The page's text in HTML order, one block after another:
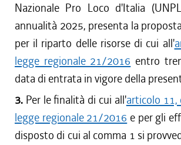
Nazionale Pro Loco d'Italia
annualità 2025, presenta la
per il riparto delle risorse di cui all'
legge regionale 21/2016 entro
data di entrata in vigore della
3. Per le finalità di cui all'articolo 11,
legge regionale 21/2016 e per gli
disposto di cui al comma 1 si